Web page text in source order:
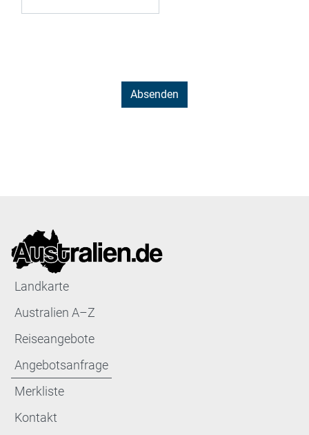
Landkarte
Australien A–Z
Reiseangebote
Angebotsanfrage
Merkliste
Kontakt